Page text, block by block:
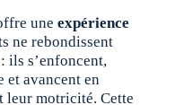
uneexpérience
ne rebondissent
ils s’enfoncent,
et avancent en
motricité. Cette